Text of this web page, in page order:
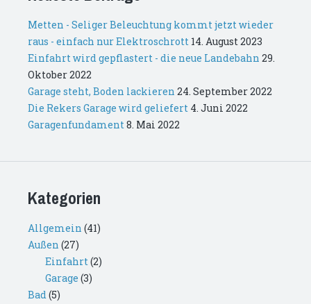
Metten - Seliger Beleuchtung kommt jetzt wieder
raus - einfach nur Elektroschrott 14. August 2023
Einfahrt wird gepflastert - die neue Landebahn 29.
Oktober 2022
Garage steht, Boden lackieren 24. September 2022
Die Rekers Garage wird geliefert 4. Juni 2022
Garagenfundament8. Mai 2022
Kategorien
Allgemein (41)
Außen (27)
Einfahrt(2)
Garage (3)
Bad(5)